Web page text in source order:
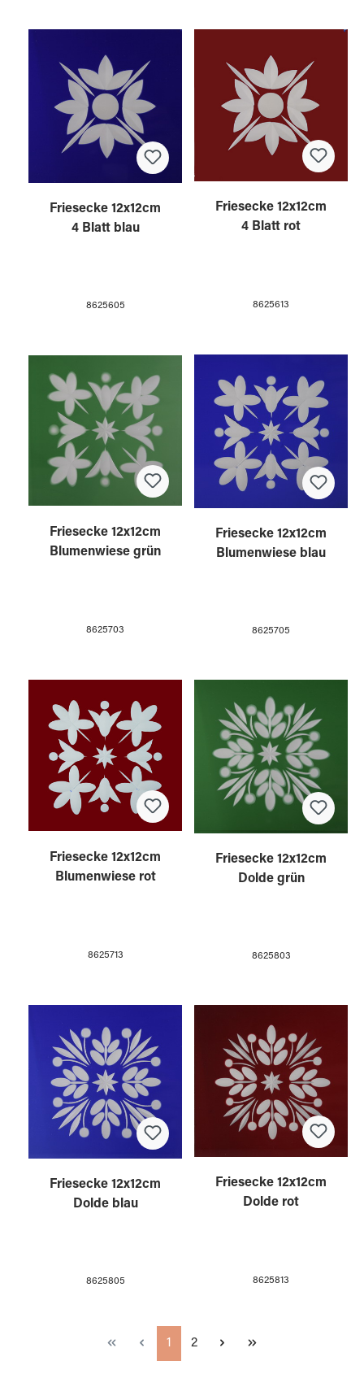
Friesecke 12x12cm
4 Blatt blau
8625605
Friesecke 12x12cm
4 Blatt rot
8625613
Friesecke 12x12cm
Blumenwiese grün
8625703
Friesecke 12x12cm
Blumenwiese blau
8625705
Friesecke 12x12cm
Blumenwiese rot
8625713
Friesecke 12x12cm
Dolde grün
8625803
Friesecke 12x12cm
Dolde blau
8625805
Friesecke 12x12cm
Dolde rot
8625813
Seite
1 Seite
2